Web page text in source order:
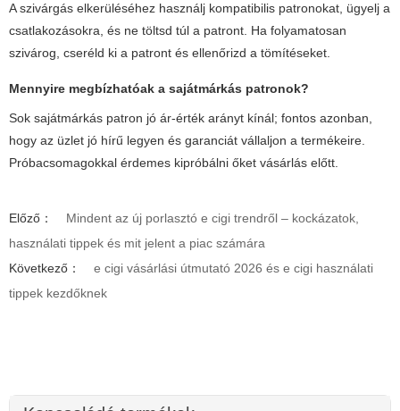
A szivárgás elkerüléséhez használj kompatibilis patronokat, ügyelj a
csatlakozásokra, és ne töltsd túl a patront. Ha folyamatosan
szivárog, cseréld ki a patront és ellenőrizd a tömítéseket.
Mennyire megbízhatóak a sajátmárkás patronok?
Sok sajátmárkás patron jó ár-érték arányt kínál; fontos azonban,
hogy az üzlet jó hírű legyen és garanciát vállaljon a termékeire.
Próbacsomagokkal érdemes kipróbálni őket vásárlás előtt.
Előző：
Mindent az új porlasztó e cigi trendről – kockázatok,
használati tippek és mit jelent a piac számára
Következő：
e cigi vásárlási útmutató 2026 és e cigi használati
tippek kezdőknek